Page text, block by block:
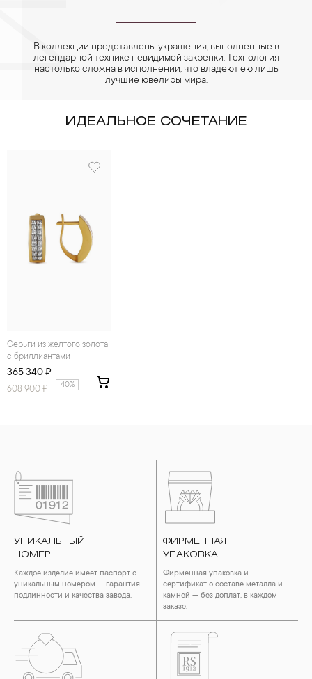
В коллекции представлены украшения, выполненные в
легендарной технике невидимой закрепки. Технология
настолько сложна в исполнении, что владеют ею лишь
лучшие ювелиры мира.
ИДЕАЛЬНОЕ СОЧЕТАНИЕ
Серьги из желтого золота
с бриллиантами
365 340 ₽
608 900₽ 40%
УНИКАЛЬНЫЙ
НОМЕР
Каждое изделие имеет паспорт с
уникальным номером — гарантия
подлинности и качества завода.
ФИРМЕННАЯ
УПАКОВКА
Фирменная упаковка и
сертификат о составе металла и
камней — без доплат, в каждом
заказе.